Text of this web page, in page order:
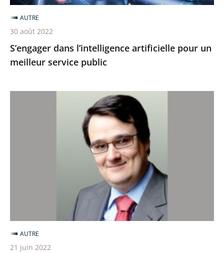
S’engager dans l’intelligence artificielle pour un
meilleur service public
AUTRE
30 août 2022
droit
d’asile
AUTRE
21 juin 2022